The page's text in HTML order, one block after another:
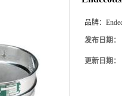
品牌：
发布日期：
更新日期：